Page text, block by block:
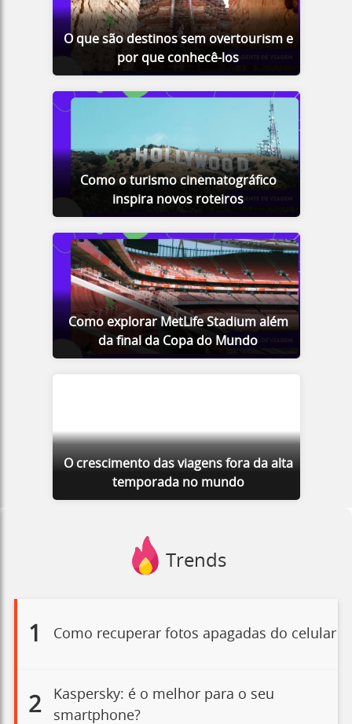
O que são destinos sem overtourism e
por que conhecê-los
Como o turismo cinematográfico
inspira novos roteiros
Como explorar MetLife Stadium além
da final da Copa do Mundo
O crescimento das viagens fora da alta
temporada no mundo
Trends
1 Como recuperar fotos apagadas do celular
2
Kaspersky: é o melhor para o seu
smartphone?